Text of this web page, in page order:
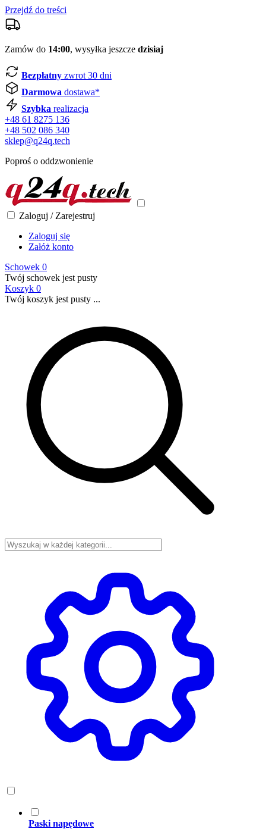
Przejdź do treści
Zamów do 14:00, wysyłka jeszcze dzisiaj
Bezpłatny zwrot 30 dni
Darmowa dostawa*
Szybka realizacja
+48 61 8275 136
+48 502 086 340
sklep@q24q.tech
Poproś o oddzwonienie
Zaloguj / Zarejestruj
Zaloguj się
Załóż konto
Schowek 0
Twój schowek jest pusty
Koszyk 0
Twój koszyk jest pusty ...
Paski napędowe